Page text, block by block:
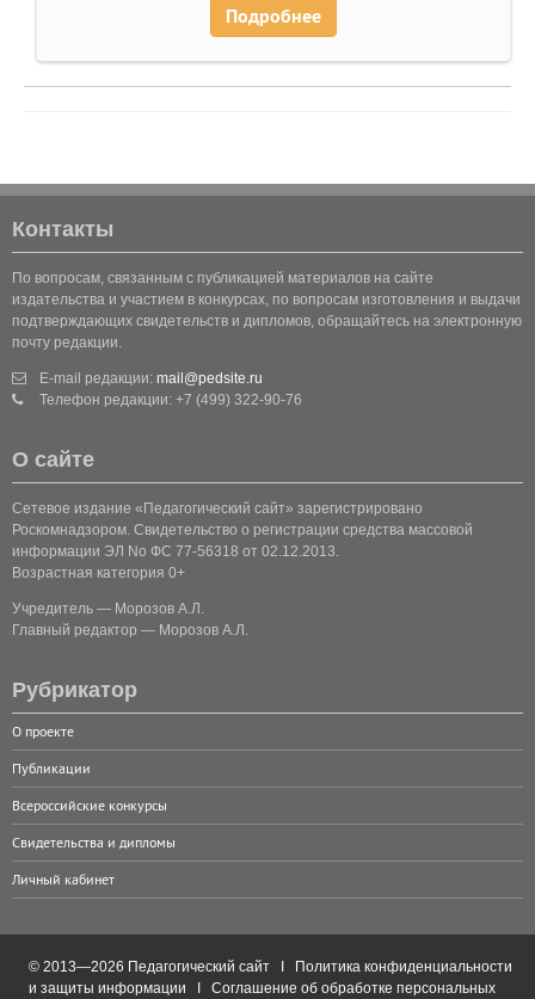
Подробнее
Контакты
По вопросам, связанным с публикацией материалов на сайте
издательства и участием в конкурсах, по вопросам изготовления и выдачи
подтверждающих свидетельств и дипломов, обращайтесь на электронную
почту редакции.
E-mail редакции: mail@pedsite.ru
Телефон редакции: +7 (499) 322-90-76
О сайте
Сетевое издание «Педагогический сайт» зарегистрировано
Роскомнадзором. Свидетельство о регистрации средства массовой
информации ЭЛ No ФС 77-56318 от 02.12.2013.
Возрастная категория 0+
Учредитель — Морозов А.Л.
Главный редактор — Морозов А.Л.
Рубрикатор
О проекте
Публикации
Всероссийские конкурсы
Свидетельства и дипломы
Личный кабинет
© 2013—2026 Педагогический сайт I
Политика конфиденциальности
и защиты информации
Соглашение об обработке персональных